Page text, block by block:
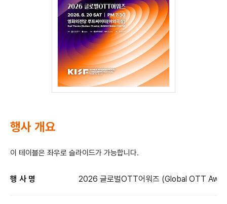
행사 개요
이 테이블은 좌우로 슬라이드가 가능합니다.
행 사 명 2026 글로벌OTT어워즈 (Global OTT